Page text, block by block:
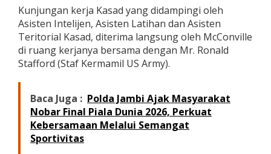
e
r
a
l
D
u
n
g
d
Kunjungan kerja Kasad yang didampingi oleh
Asisten Intelijen, Asisten Latihan dan Asisten
Teritorial Kasad, diterima langsung oleh McConville
di ruang kerjanya bersama dengan Mr. Ronald
Stafford (Staf Kermamil US Army).
Baca Juga : Polda Jambi Ajak Masyarakat
Nobar Final Piala Dunia 2026, Perkuat
Kebersamaan Melalui Semangat
Sportivitas